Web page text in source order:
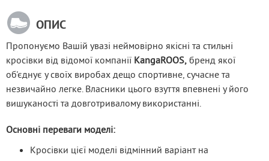
ОПИС
Пропонуємо Вашій увазі неймовірно якісні та стильні
кросівки від відомої компанії KangaROOS, бренд якої
об'єднує у своїх виробах дещо спортивне, сучасне та
незвичайно легке. Власники цього взуття впевнені у його
вишуканості та довготривалому використанні.
Основні переваги моделі:
Кросівки цієї моделі відмінний варіант на